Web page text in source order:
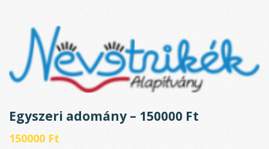
Egyszeri adomány – 150000 Ft
150000 Ft